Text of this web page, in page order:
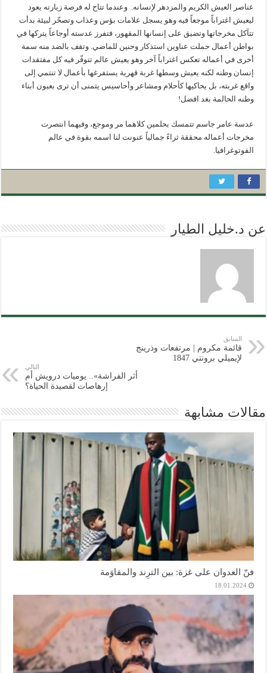
عناصر العيش الكريم والمزدهر لإنسانه. وعندما تتاح له فرصة زيارته يعود
ليعيش اغتراباً موجعاً فيه وهو يسجل علامات بؤس وعذاب وتصحّر لبيئة بدأت
تتآكل مخرجاتها وتضيق على إنسانها المقهور، فتفرز عدسته أوجاعاً يتركها في
بواطن أعمال حملت عناوين استذكار وحنين للماضي. وتقف بالضد منه سمة
أخرى في أعماله تعكس اغتراباً آخر وهو يعيش عالم تتوفّر فيه كل مفتقدات
إنسان وطنه لكنه يعيش وسطها غربة قهرية يستفرغها بأعمال لا تنتمي إلى
واقع غربته، بل يحاكيها كأحلام ومشاعر وأحاسيس يتمنى أن ترى بعيون أبناء
وطنه الحالمة بغد افضل!
عدسة عامر جاسم تتمسك بحلمين كلاهما مر وموجع، وفيهما انتصرت
مخرجات أعماله محققة ثراءً جمالياً عنونت لنا اسمه بقوة في عالم
الفوتوغرافيا.
عن د.خليل الطيار
السابق
قائمة مكروم | مرتفعات وذرينج
لإيميلي برونتي 1847
التالي
أثر الفراشة».. يوميات درويش أم
إرهاصات لقصيدة الحياة؟
مقالات مشابهة
فنّ العدوان على غزة: بين الترِند والمقاوَمة
18.01.2024